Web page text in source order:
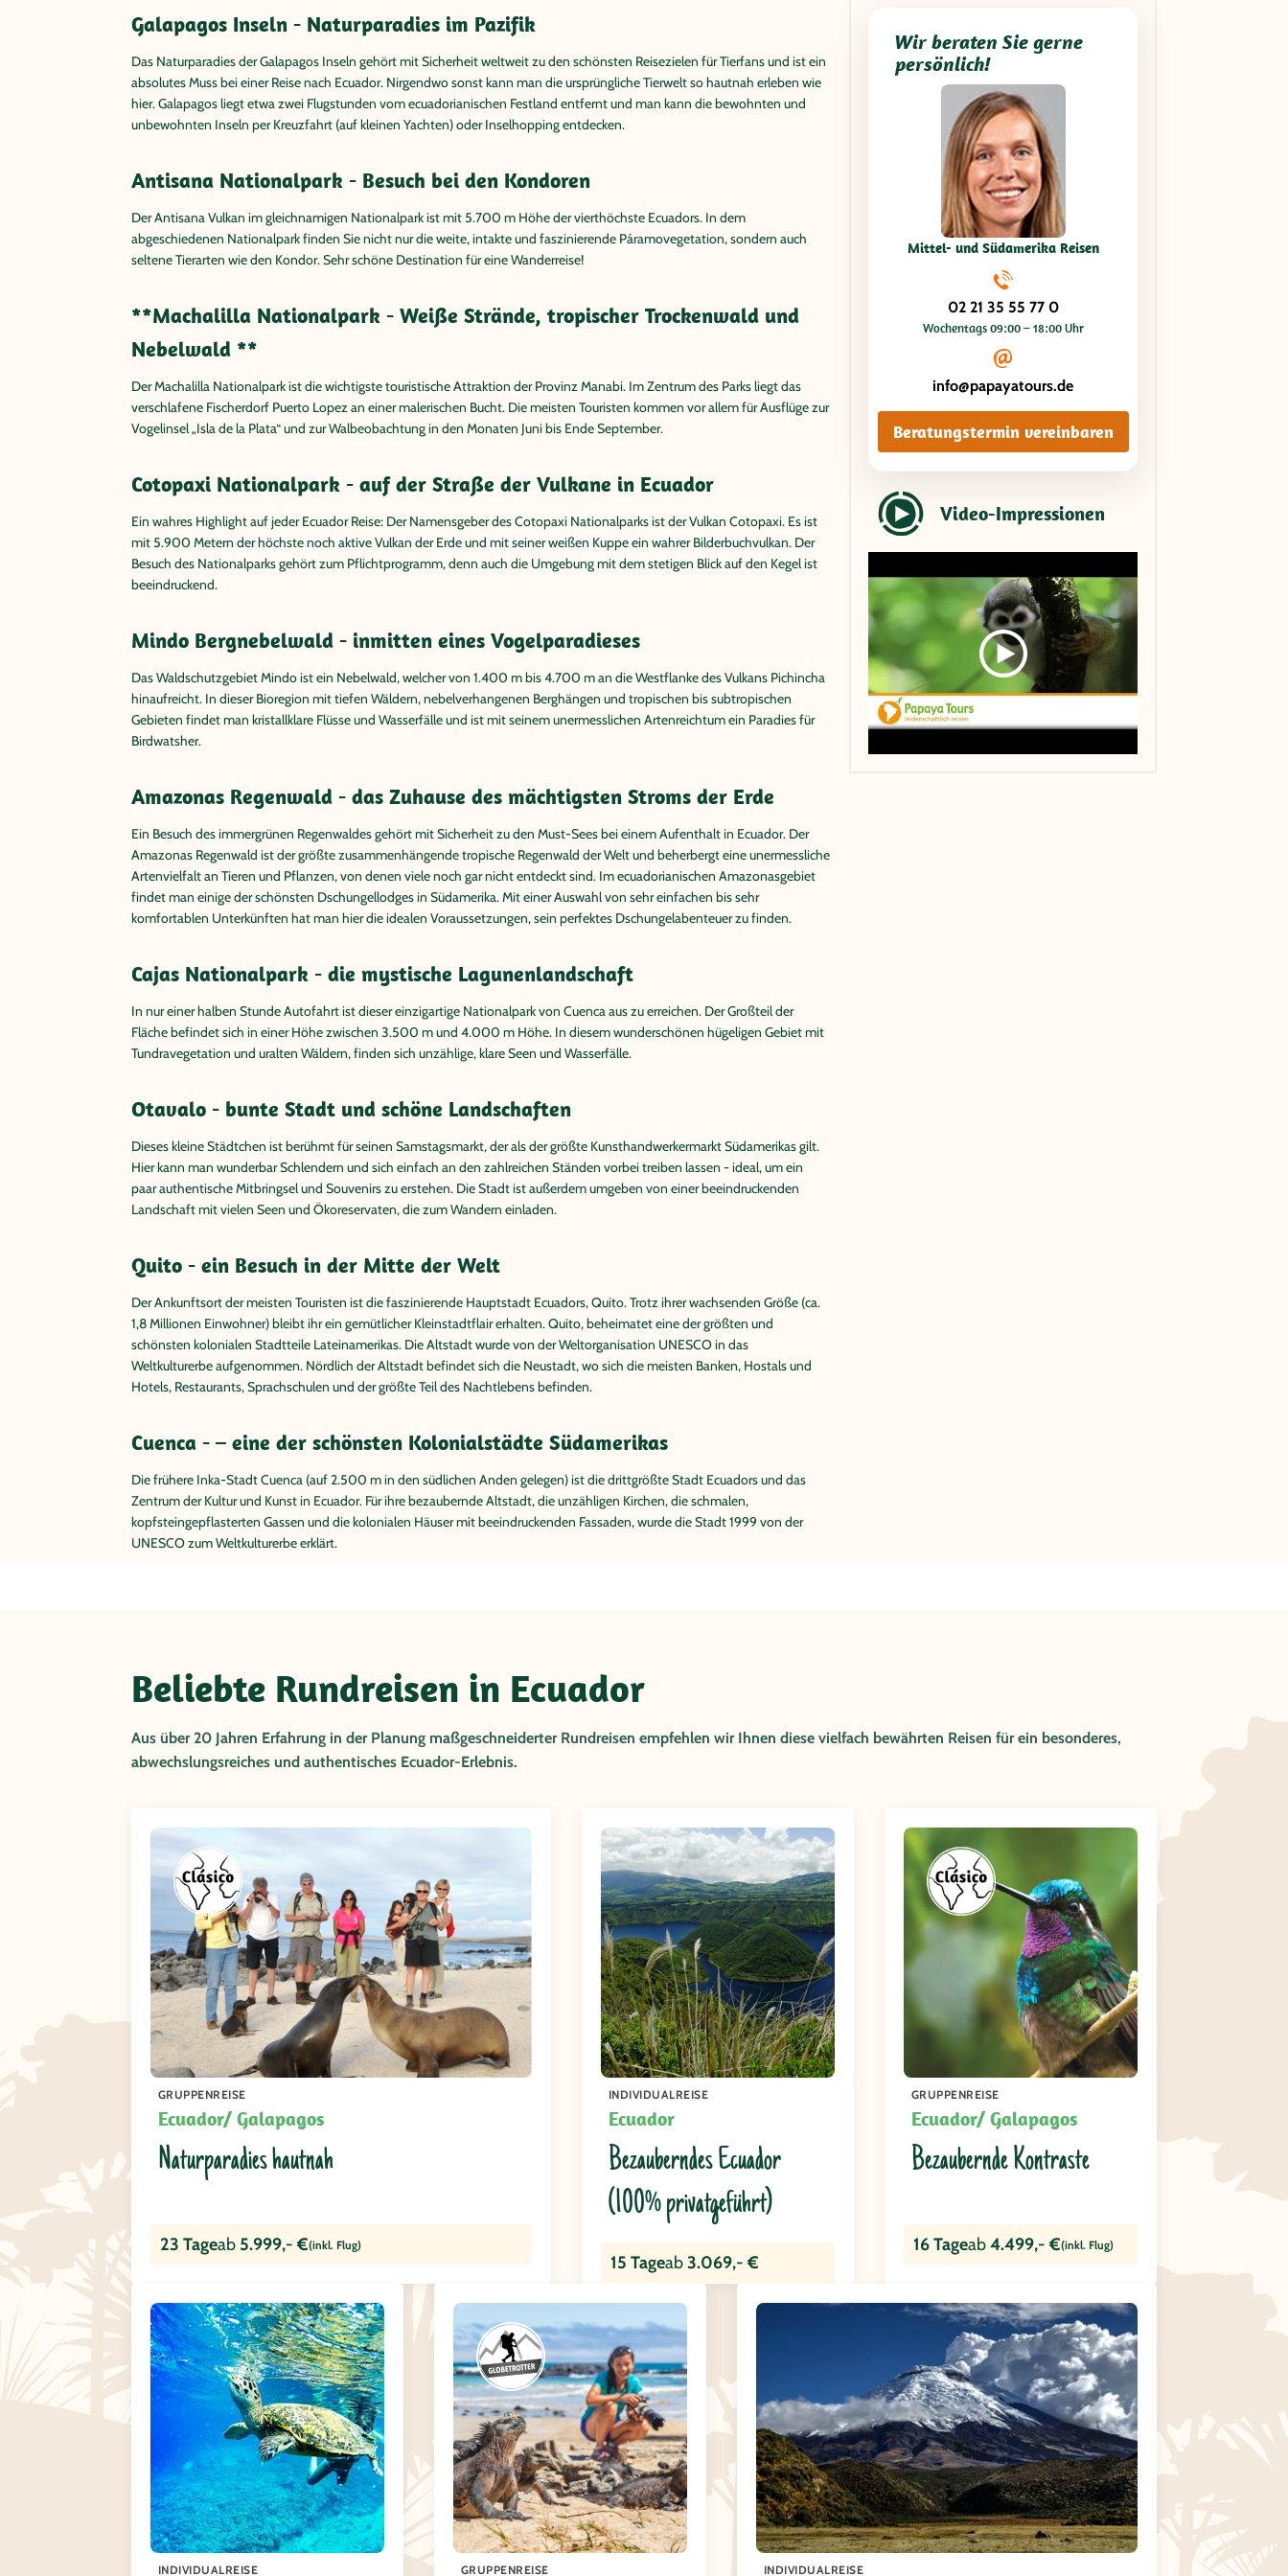
Galapagos Inseln - Naturparadies im Pazifik
Das Naturparadies der Galapagos Inseln gehört mit Sicherheit weltweit zu den schönsten Reisezielen für Tierfans und ist ein
absolutes Muss bei einer Reise nach Ecuador. Nirgendwo sonst kann man die ursprüngliche Tierwelt so hautnah erleben wie
hier. Galapagos liegt etwa zwei Flugstunden vom ecuadorianischen Festland entfernt und man kann die bewohnten und
unbewohnten Inseln per Kreuzfahrt (auf kleinen Yachten) oder Inselhopping entdecken.
Antisana Nationalpark - Besuch bei den Kondoren
Der Antisana Vulkan im gleichnamigen Nationalpark ist mit 5.700 m Höhe der vierthöchste Ecuadors. In dem
abgeschiedenen Nationalpark finden Sie nicht nur die weite, intakte und faszinierende Páramovegetation, sondern auch
seltene Tierarten wie den Kondor. Sehr schöne Destination für eine Wanderreise!
**Machalilla Nationalpark - Weiße Strände, tropischer Trockenwald und
Nebelwald **
Der Machalilla Nationalpark ist die wichtigste touristische Attraktion der Provinz Manabi. Im Zentrum des Parks liegt das
verschlafene Fischerdorf Puerto Lopez an einer malerischen Bucht. Die meisten Touristen kommen vor allem für Ausflüge zur
Vogelinsel „Isla de la Plata“ und zur Walbeobachtung in den Monaten Juni bis Ende September.
Cotopaxi Nationalpark - auf der Straße der Vulkane in Ecuador
Ein wahres Highlight auf jeder Ecuador Reise: Der Namensgeber des Cotopaxi Nationalparks ist der Vulkan Cotopaxi. Es ist
mit 5.900 Metern der höchste noch aktive Vulkan der Erde und mit seiner weißen Kuppe ein wahrer Bilderbuchvulkan. Der
Besuch des Nationalparks gehört zum Pflichtprogramm, denn auch die Umgebung mit dem stetigen Blick auf den Kegel ist
beeindruckend.
Mindo Bergnebelwald - inmitten eines Vogelparadieses
Das Waldschutzgebiet Mindo ist ein Nebelwald, welcher von 1.400 m bis 4.700 m an die Westflanke des Vulkans Pichincha
hinaufreicht. In dieser Bioregion mit tiefen Wäldern, nebelverhangenen Berghängen und tropischen bis subtropischen
Gebieten findet man kristallklare Flüsse und Wasserfälle und ist mit seinem unermesslichen Artenreichtum ein Paradies für
Birdwatsher.
Amazonas Regenwald - das Zuhause des mächtigsten Stroms der Erde
Ein Besuch des immergrünen Regenwaldes gehört mit Sicherheit zu den Must-Sees bei einem Aufenthalt in Ecuador. Der
Amazonas Regenwald ist der größte zusammenhängende tropische Regenwald der Welt und beherbergt eine unermessliche
Artenvielfalt an Tieren und Pflanzen, von denen viele noch gar nicht entdeckt sind. Im ecuadorianischen Amazonasgebiet
findet man einige der schönsten Dschungellodges in Südamerika. Mit einer Auswahl von sehr einfachen bis sehr
komfortablen Unterkünften hat man hier die idealen Voraussetzungen, sein perfektes Dschungelabenteuer zu finden.
Cajas Nationalpark - die mystische Lagunenlandschaft
In nur einer halben Stunde Autofahrt ist dieser einzigartige Nationalpark von Cuenca aus zu erreichen. Der Großteil der
Fläche befindet sich in einer Höhe zwischen 3.500 m und 4.000 m Höhe. In diesem wunderschönen hügeligen Gebiet mit
Tundravegetation und uralten Wäldern, finden sich unzählige, klare Seen und Wasserfälle.
Otavalo - bunte Stadt und schöne Landschaften
Dieses kleine Städtchen ist berühmt für seinen Samstagsmarkt, der als der größte Kunsthandwerkermarkt Südamerikas gilt.
Hier kann man wunderbar Schlendern und sich einfach an den zahlreichen Ständen vorbei treiben lassen - ideal, um ein
paar authentische Mitbringsel und Souvenirs zu erstehen. Die Stadt ist außerdem umgeben von einer beeindruckenden
Landschaft mit vielen Seen und Ökoreservaten, die zum Wandern einladen.
Quito - ein Besuch in der Mitte der Welt
Der Ankunftsort der meisten Touristen ist die faszinierende Hauptstadt Ecuadors, Quito. Trotz ihrer wachsenden Größe (ca.
1,8 Millionen Einwohner) bleibt ihr ein gemütlicher Kleinstadtflair erhalten. Quito, beheimatet eine der größten und
schönsten kolonialen Stadtteile Lateinamerikas. Die Altstadt wurde von der Weltorganisation UNESCO in das
Weltkulturerbe aufgenommen. Nördlich der Altstadt befindet sich die Neustadt, wo sich die meisten Banken, Hostals und
Hotels, Restaurants, Sprachschulen und der größte Teil des Nachtlebens befinden.
Cuenca - – eine der schönsten Kolonialstädte Südamerikas
Die frühere Inka-Stadt Cuenca (auf 2.500 m in den südlichen Anden gelegen) ist die drittgrößte Stadt Ecuadors und das
Zentrum der Kultur und Kunst in Ecuador. Für ihre bezaubernde Altstadt, die unzähligen Kirchen, die schmalen,
kopfsteingepflasterten Gassen und die kolonialen Häuser mit beeindruckenden Fassaden, wurde die Stadt 1999 von der
UNESCO zum Weltkulturerbe erklärt.
Wir beraten Sie gerne
persönlich!
Mittel- und Südamerika Reisen
02 21 35 55 77 0
Wochentags 09:00 – 18:00 Uhr
info@papayatours.de
Beratungstermin vereinbaren
Video-Impressionen
Beliebte Rundreisen in Ecuador
Aus über 20 Jahren Erfahrung in der Planung maßgeschneiderter Rundreisen empfehlen wir Ihnen diese vielfach bewährten Reisen für ein besonderes,
abwechslungsreiches und authentisches Ecuador-Erlebnis.
GRUPPENREISE
Ecuador/ Galapagos
Naturparadies hautnah
23 Tageab 5.999,- €(inkl. Flug)
INDIVIDUALREISE
Ecuador
Bezauberndes Ecuador
(100% privatgeführt)
15 Tageab3.069,- €
GRUPPENREISE
Ecuador/ Galapagos
Bezaubernde Kontraste
16 Tageab4.499,- €(inkl. Flug)
INDIVIDUALREISE GRUPPENREISE INDIVIDUALREISE